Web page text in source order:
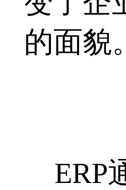
的面貌。
ERP